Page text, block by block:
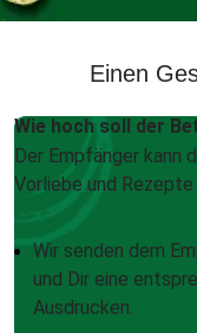
Einen
Wie hoch soll der
Der Empfänger kann
Vorliebe und Rezepte
Wir senden dem
und Dir eine
Ausdrucken.